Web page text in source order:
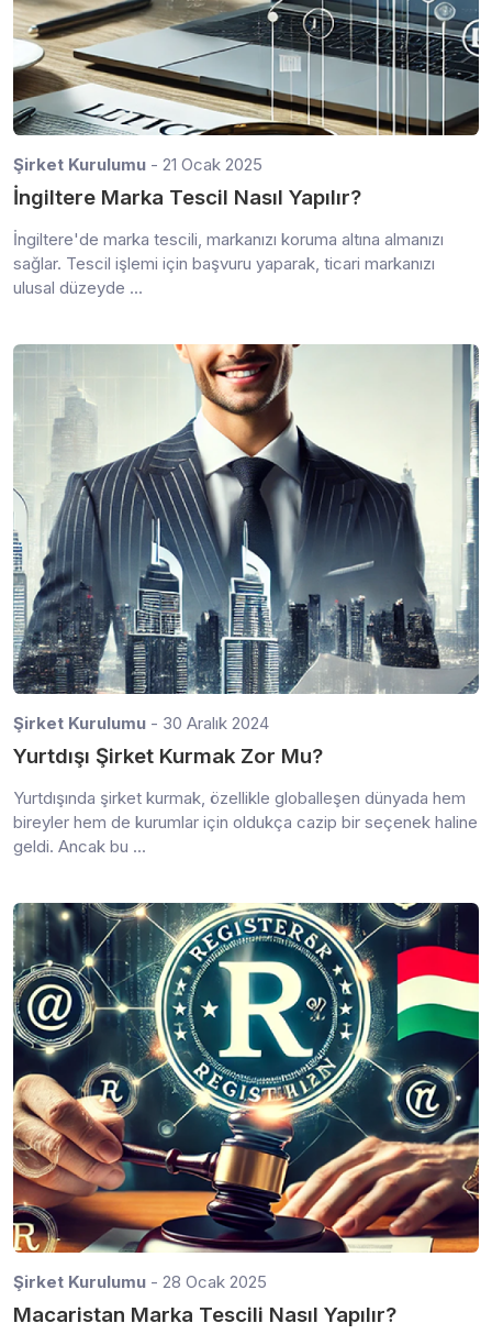
Şirket Kurulumu - 21 Ocak 2025
İngiltere Marka Tescil Nasıl Yapılır?
İngiltere'de marka tescili, markanızı koruma altına almanızı
sağlar. Tescil işlemi için başvuru yaparak, ticari markanızı
ulusal düzeyde ...
Şirket Kurulumu - 30 Aralık 2024
Yurtdışı Şirket Kurmak Zor Mu?
Yurtdışında şirket kurmak, özellikle globalleşen dünyada hem
bireyler hem de kurumlar için oldukça cazip bir seçenek haline
geldi. Ancak bu ...
Şirket Kurulumu - 28 Ocak 2025
Macaristan Marka Tescili Nasıl Yapılır?